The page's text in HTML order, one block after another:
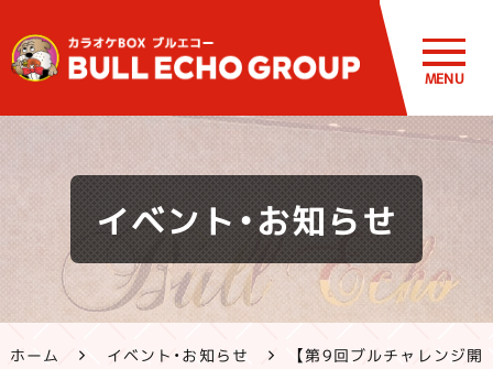
鹿児島・熊
本のカラオ
ケ ブルエコ
ー公式サイ
MENU
イベント・お知らせ
ホーム イベント・お知らせ
【第9回ブルチャレンジ開